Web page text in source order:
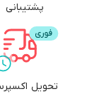
پشتیبانی
تحویل